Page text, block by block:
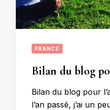
FRANCE
Bilan du blog
Bilan du blog pour
l’an passé, j’ai un